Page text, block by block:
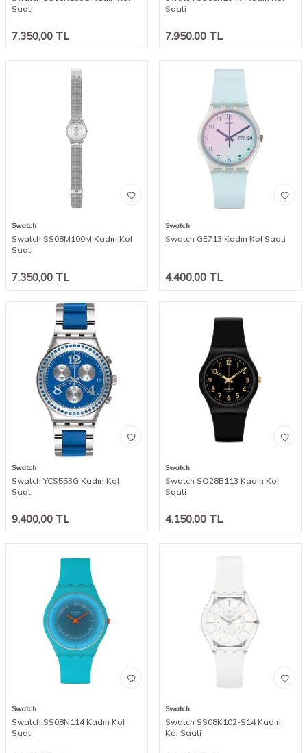
Saati
7.350,00 TL
Saati
7.950,00 TL
Swatch
Swatch SS08M100M Kadın Kol
Saati
7.350,00 TL
Swatch
Swatch GE713 Kadın Kol Saati
4.400,00 TL
Swatch
Swatch YCS553G Kadın Kol
Saati
9.400,00 TL
Swatch
Swatch SO28B113 Kadın Kol
Saati
4.150,00 TL
Swatch
Swatch SS08N114 Kadın Kol
Saati
Swatch
Swatch SS08K102-S14 Kadın
Kol Saati